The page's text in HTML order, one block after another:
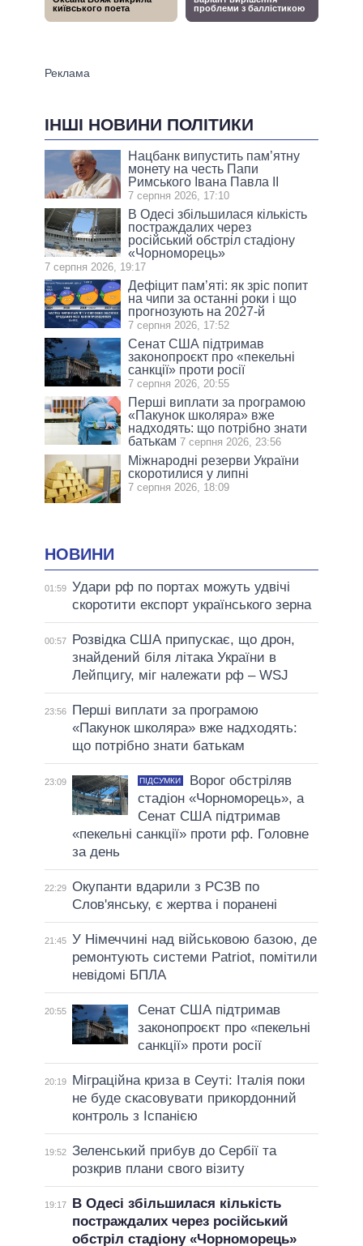
ІНШІ НОВИНИ ПОЛІТИКИ
Нацбанк випустить пам’ятну
монету на честь Папи
Римського Івана Павла II
7 серпня 2026, 17:10
В Одесі збільшилася кількість
постраждалих через
російський обстріл стадіону
«Чорноморець»
7 серпня 2026, 19:17
Дефіцит пам’яті: як зріс попит
на чипи за останні роки і що
прогнозують на 2027-й
7 серпня 2026, 17:52
Сенат США підтримав
законопроєкт про «пекельні
санкції» проти росії
7 серпня 2026, 20:55
Перші виплати за програмою
«Пакунок школяра» вже
надходять: що потрібно знати
батькам 7 серпня 2026, 23:56
Міжнародні резерви України
скоротилися у липні
7 серпня 2026, 18:09
НОВИНИ
01:59 Удари рф по портах можуть удвічі
скоротити експорт українського зерна
00:57
Розвідка США припускає, що дрон,
знайдений біля літака України в
Лейпцигу, міг належати рф – WSJ
23:56
Перші виплати за програмою
«Пакунок школяра» вже надходять:
що потрібно знати батькам
23:09 ПІДСУМКИ
Ворог обстріляв
стадіон «Чорноморець», а
Сенат США підтримав
«пекельні санкції» проти рф. Головне
за день
22:29 Окупанти вдарили з РСЗВ по
Слов'янську, є жертва і поранені
21:45 У Німеччині над військовою базою, де
ремонтують системи Patriot, помітили
невідомі БПЛА
20:55
Сенат США підтримав
законопроєкт про «пекельні
санкції» проти росії
20:19
Міграційна криза в Сеуті: Італія поки
не буде скасовувати прикордонний
контроль з Іспанією
19:52 Зеленський прибув до Сербії та
розкрив плани свого візиту
19:17
В Одесі збільшилася кількість
постраждалих через російський
обстріл стадіону «Чорноморець»